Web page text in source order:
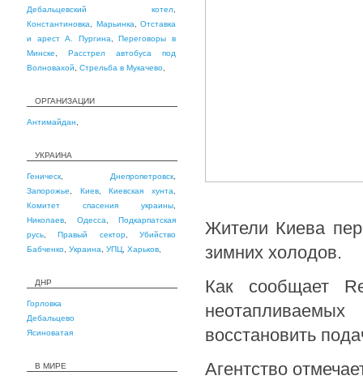
Дебальцевский котел
Константиновка
Марьинка
Отставка
и арест А. Пургина ,Переговоры в
Минске
Расстрел автобуса под
Волновахой
Стрельба в Мукачево
ОРГАНИЗАЦИИ
Антимайдан
УКРАИНА
Геническ Днепропетровск
Запорожье
Киев,Киевская хунта
Комитет спасения украины
Николаев
Одесса
Подкарпатская
русь ,Правый сектор,Убийство
Бабченко Украина УПЦ Харьков
ДНР
Горловка
Дебальцево
Ясиноватая
В МИРЕ
Жители Киева
зимних холодов.
Как сообщает
восстановить
Агентство